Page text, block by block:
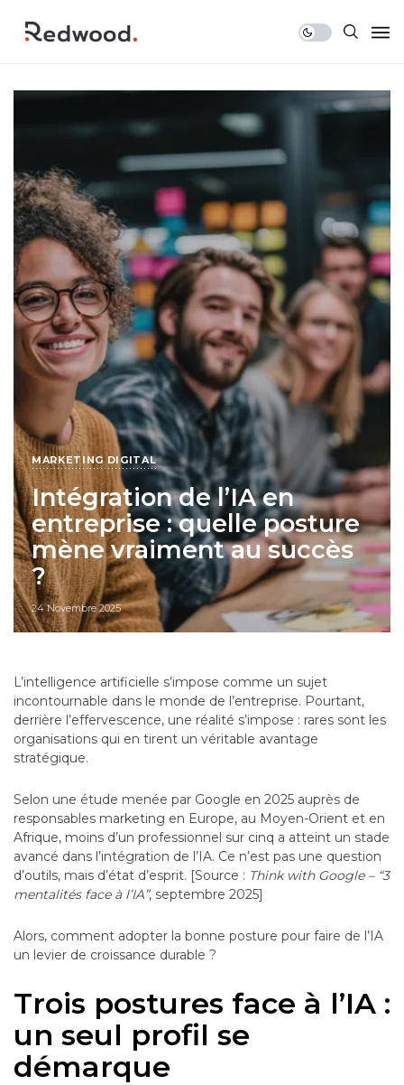
MARKETING DIGITAL
Intégration de l’IA en
entreprise : quelle posture
mène vraiment au succès
?
24 Novembre 2025
L’intelligence artificielle s’impose comme un sujet
incontournable dans le monde de l’entreprise. Pourtant,
derrière l’effervescence, une réalité s’impose : rares sont les
organisations qui en tirent un véritable avantage
stratégique.
Selon une étude menée par Google en 2025 auprès de
responsables marketing en Europe, au Moyen-Orient et en
Afrique, moins d’un professionnel sur cinq a atteint un stade
avancé dans l’intégration de l’IA. Ce n’est pas une question
d’outils, mais d’état d’esprit. [Source : Think with Google – “3
mentalités face à l’IA”, septembre 2025]
Alors, comment adopter la bonne posture pour faire de l’IA
un levier de croissance durable ?
Trois postures face à l’IA :
un seul profil se
démarque